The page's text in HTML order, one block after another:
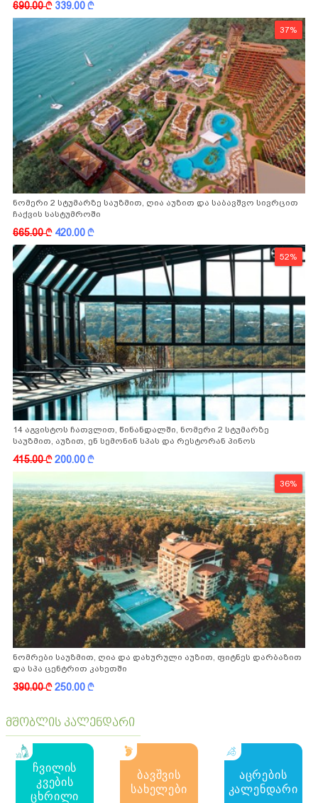
690.00k 339.00k
37%
ნომერი 2 სტუმარზე საუზმით, ღია აუზით და საბავშვო სივრცით
ჩაქვის სასტუმროში
665.00k 420.00k
52%
14 აგვისტოს ჩათვლით, წინანდალში, ნომერი 2 სტუმარზე
საუზმით, აუზით, ენ სემონინ სპას და რესტორან პინოს
ფასდაკლებით
415.00k200.00k
36%
ნომრები საუზმით, ღია და დახურული აუზით, ფიტნეს დარბაზით
და სპა ცენტრით კახეთში
390.00k250.00k
მშობლის კალენდარი
ჩვილის
კვების
ცხრილი
ბავშვის
სახელები
აცრების
კალენდარი